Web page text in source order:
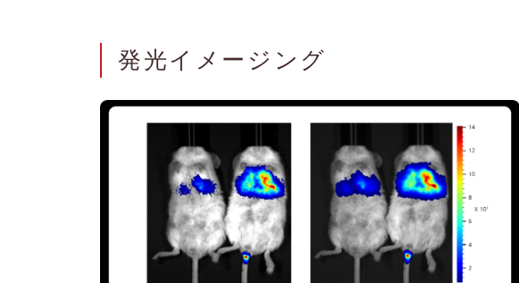
発光イメージング